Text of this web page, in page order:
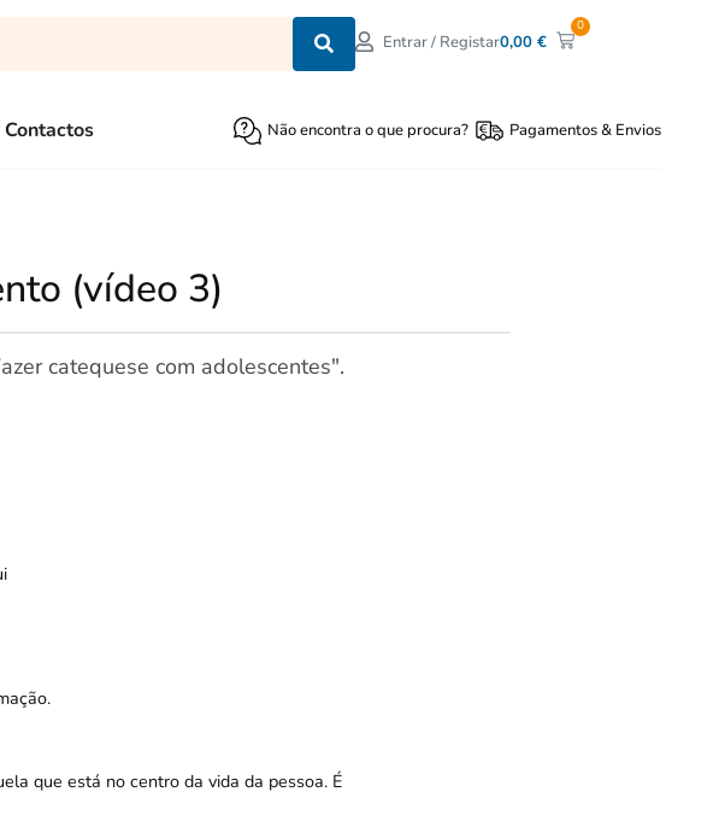
Entrar / Registar0,00€
0
Contactos Não encontra o que procura? Pagamentos & Envios
(vídeo 3)
catequese com adolescentes".
que está no centro da vida da pessoa. É